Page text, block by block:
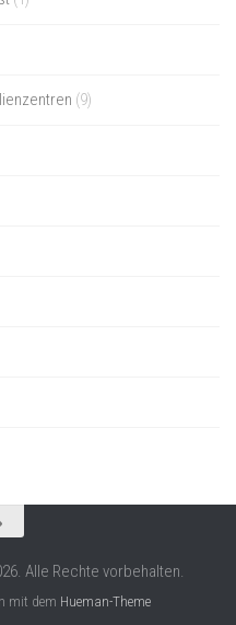
(9)
Alle Rechte vorbehalten.
mit dem Hueman-Theme